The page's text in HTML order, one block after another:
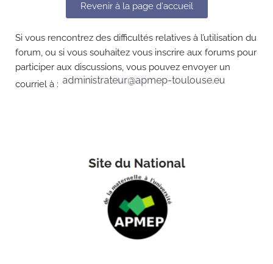
Revenir à la page d'accueil
Si vous rencontrez des difficultés relatives à l’utilisation du
forum, ou si vous souhaitez vous inscrire aux forums pour
participer aux discussions, vous pouvez envoyer un
courriel à :